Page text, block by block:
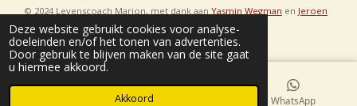
Deze website gebruikt cookies voor analyse-
doeleinden en/of het tonen van advertenties.
Door gebruik te blijven maken van de site gaat
u hiermee akkoord.
Akkoord
© 2024 Levenscoach Marion, met dank aan Yasmin Wegman en Jeroen
Schornagel
WhatsApp